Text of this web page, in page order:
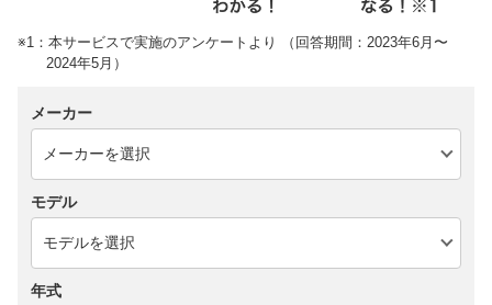
※1：本サービスで実施のアンケートより （回答期間：2023年6月〜
2024年5月）
メーカー
モデル
年式